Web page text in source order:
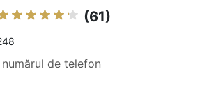
(61)
de telefon